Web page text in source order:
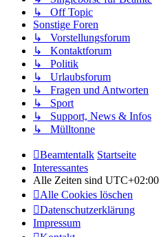
↳ Off Topic
Sonstige Foren
↳ Vorstellungsforum
↳ Kontaktforum
↳ Politik
↳ Urlaubsforum
↳ Fragen und Antworten
↳ Sport
↳ Support, News & Infos
↳ Mülltonne
Beamtentalk Startseite
Interessantes
Alle Zeiten sind UTC+02:00
Alle Cookies löschen
Datenschutzerklärung
Impressum